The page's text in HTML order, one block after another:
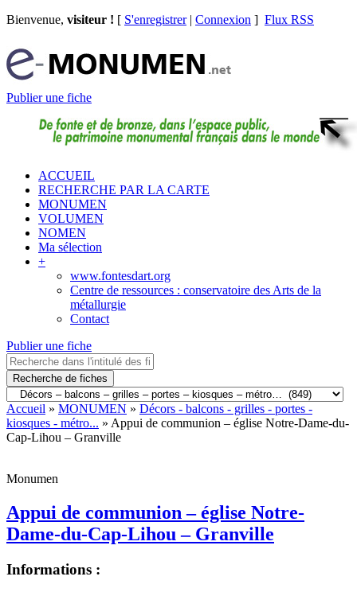
Bienvenue, visiteur ! [ S'enregistrer| Connexion ] Flux RSS
Publier une fiche
ACCUEIL
RECHERCHE PAR LA CARTE
MONUMEN
VOLUMEN
NOMEN
Ma sélection
+
www.fontesdart.org
Centre de ressources : conservatoire des Arts de la
métallurgie
Contact
Publier une fiche
Recherche de fiches
Accueil » MONUMEN » Décors - balcons - grilles - portes -
kiosques - métro... » Appui de communion – église Notre-Dame-du-
Cap-Lihou – Granville
Monumen
Appui de communion – église Notre-
Dame-du-Cap-Lihou – Granville
Informations :